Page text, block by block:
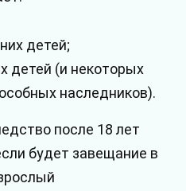
детей;
детей (и некоторых
наследников).
после 18 лет
будет завещание в